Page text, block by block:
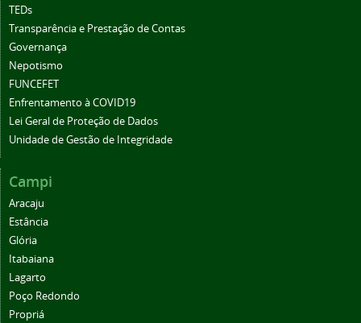
TEDs
Transparência e Prestação de Contas
Governança
Nepotismo
FUNCEFET
Enfrentamento à COVID19
Lei Geral de Proteção de Dados
Unidade de Gestão de Integridade
Campi
Aracaju
Estância
Glória
Itabaiana
Lagarto
Poço Redondo
Propriá